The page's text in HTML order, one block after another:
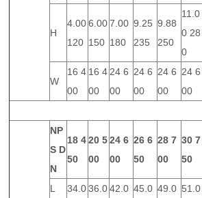
H
4.00
120
6.00
150
7.00
180
9.25
235
9.88
250
11.0
0 28
0
W
16 4
00
16 4
00
24 6
00
24 6
00
24 6
00
24 6
00
NP
S D
N
18 4
50
20 5
00
24 6
00
26 6
50
28 7
00
30 7
50
L
34.0 36.0 42.0 45.0 49.0 51.0